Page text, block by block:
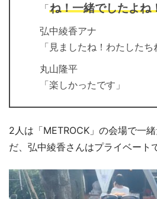
「ね！一緒でしたよね
弘中綾香アナ
「見ましたね！わたしたち
丸山隆平
「楽しかったです」
2人は「METROCK」の会場で一
だ、弘中綾香さんはプライベート